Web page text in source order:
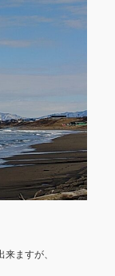
ますが、